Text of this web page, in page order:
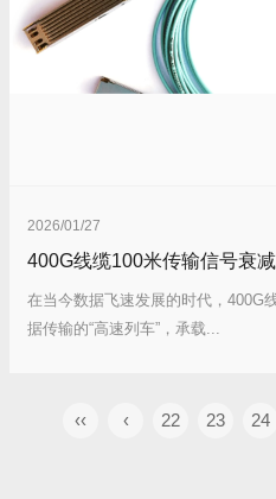
2026/01/27
在当今数据飞速发展的时代，400G
据传输的“高速列车”，承载...
‹‹ ‹ 22 23 24